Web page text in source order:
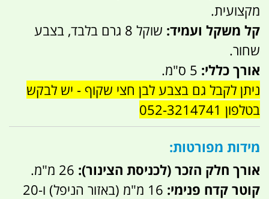
מקצועית.
קל משקל ועמיד:
שוקל 8 גרם בלבד, בצבע
שחור.
אורך כללי:
ניתן לקבל גם בצבע לבן חצי שקוף - יש לבקש
בטלפון 052-3214741
מידות מפורטות:
אורך חלק הזכר (לכניסת הצינור):
קוטר קדח פנימי:
16 מ"מ (באזור הניפל) ו-20